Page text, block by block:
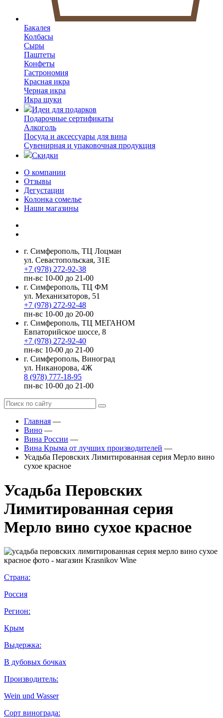
Бакалея
Колбасы
Сыры
Паштеты
Конфеты
Гастрономия
Красная икра
Черная икра
Икра щуки
Идеи для подарков
Подарочные сертификаты
Алкоголь
Посуда и аксессуары для вина
Сувенирная и упаковочная продукция
Скидки
О компании
Отзывы
Дегустации
Колонка сомелье
Наши магазины
г. Симферополь, ТЦ Лоцман
ул. Севастопольская, 31Е
+7 (978) 272-92-38
пн-вс 10-00 до 21-00
г. Симферополь, ТЦ ФМ
ул. Механизаторов, 51
+7 (978) 272-92-48
пн-вс 10-00 до 20-00
г. Симферополь, ТЦ МЕГАНОМ
Евпаторийское шоссе, 8
+7 (978) 272-92-40
пн-вс 10-00 до 21-00
г. Симферополь, Виноград
ул. Никанорова, 4Ж
8 (978) 777-18-95
пн-вс 10-00 до 21-00
Главная —
Вино —
Вина России —
Вина Крыма от лучших производителей —
Усадьба Перовских Лимитированная серия Мерло вино
сухое красное
Усадьба Перовских
Лимитированная серия
Мерло вино сухое красное
Страна:
Россия
Регион:
Крым
Выдержка:
В дубовых бочках
Производитель:
Wein und Wasser
Сорт винограда: